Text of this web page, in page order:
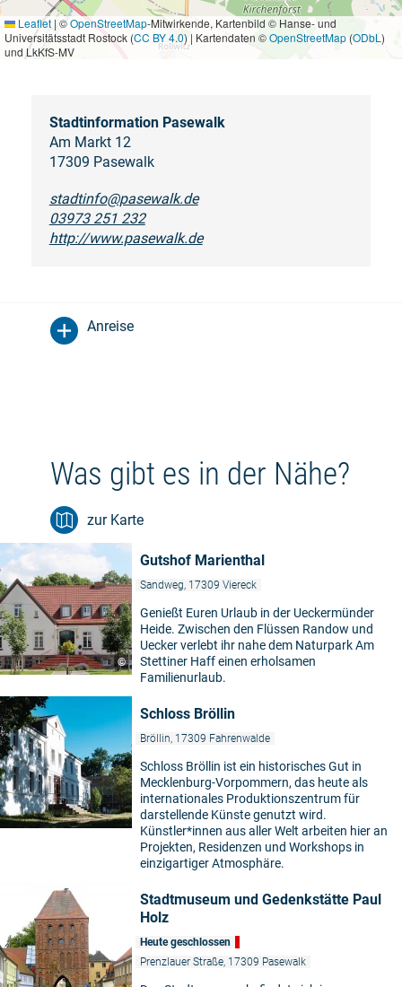
Leaflet | ©OpenStreetMap-Mitwirkende, Kartenbild © Hanse- und
Universitätsstadt Rostock (CC BY 4.0) | Kartendaten ©OpenStreetMap (ODbL )
und LkKfS-MV
Stadtinformation Pasewalk
Am Markt 12
17309 Pasewalk
stadtinfo@pasewalk.de
03973 251 232
http://www.pasewalk.de
Anreise
Was gibt es in der Nähe?
zur Karte
©
Gutshof Marienthal
Sandweg, 17309 Viereck
Genießt Euren Urlaub in der Ueckermünder
Heide. Zwischen den Flüssen Randow und
Uecker verlebt ihr nahe dem Naturpark Am
Stettiner Haff einen erholsamen
Familienurlaub.
Schloss Bröllin
Bröllin, 17309 Fahrenwalde
Schloss Bröllin ist ein historisches Gut in
Mecklenburg-Vorpommern, das heute als
internationales Produktionszentrum für
darstellende Künste genutzt wird.
Künstler*innen aus aller Welt arbeiten hier an
Projekten, Residenzen und Workshops in
einzigartiger Atmosphäre.
Stadtmuseum und Gedenkstätte Paul
Holz
Heute geschlossen
Prenzlauer Straße, 17309 Pasewalk